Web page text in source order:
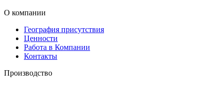
О компании
География присутствия
Ценности
Работа в Компании
Контакты
Производство